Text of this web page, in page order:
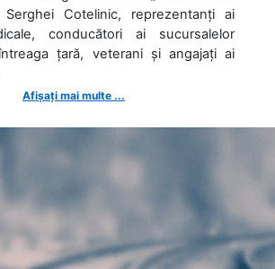
Cotelinic, reprezentanți ai
conducători ai sucursalelor
țară, veterani și angajați ai
Afișați mai multe ...